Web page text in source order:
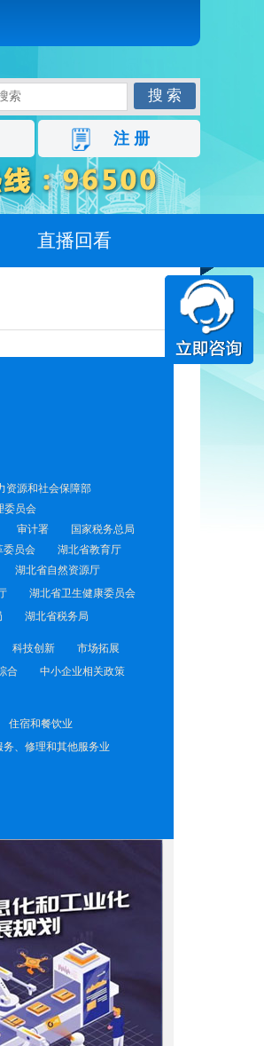
搜 索
注 册
直播回看
资源和社会保障部
委员会
审计署
国家税务总局
委员会
湖北省教育厅
湖北省自然资源厅
湖北省卫生健康委员会
湖北省税务局
科技创新
市场拓展
合
中小企业相关政策
住宿和餐饮业
务、修理和其他服务业